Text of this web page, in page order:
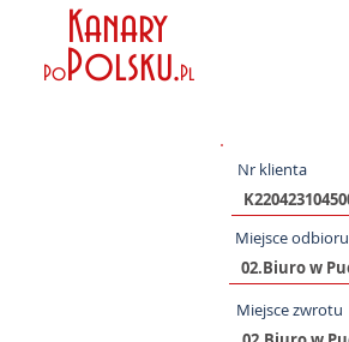
Kanary
PoPolsku.Pl
Nr klienta
Miejsce odbioru
Miejsce zwrotu